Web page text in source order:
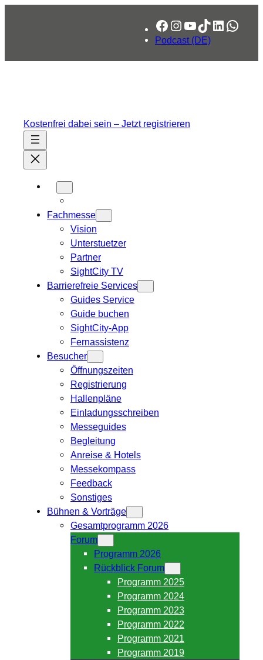
Facebook
Instagram
YouTube
TikTok
LinkedIn
Podcast (DE)
Kostenfrei dabei sein – Jetzt registrieren
Fachmesse
Vision
Unterstuetzer
Partner
SightCity TV
Barrierefreie Services
Guides Service
Guide buchen
SightCity-App
Fernassistenz
Besucher
Öffnungszeiten
Registrierung
Hallenpläne
Einladungsschreiben
Messeguides
Begleitung
Anreise & Hotels
Messekompass
Feedback
Sonstiges
Bühnen & Vorträge
Gesamtprogramm 2026
Forum
Programm 2026
Rückblick Forum
Programm 2025
Programm 2024
Programm 2023
Programm 2022
Programm 2021
Programm 2019